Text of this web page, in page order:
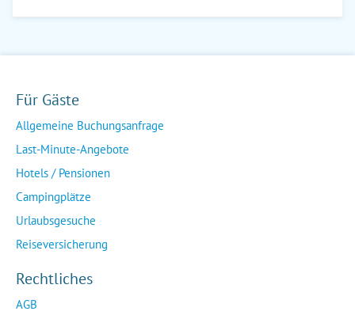
Für Gäste
Allgemeine Buchungsanfrage
Last-Minute-Angebote
Hotels / Pensionen
Campingplätze
Urlaubsgesuche
Reiseversicherung
Rechtliches
AGB